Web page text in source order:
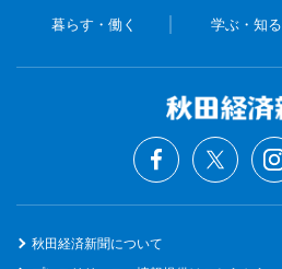
暮らす・働く 学ぶ・知る
秋田経済新聞について